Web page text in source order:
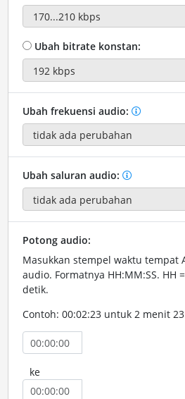
Ubah bitrate konstan:
Ubah frekuensi audio:
Ubah saluran audio:
Potong audio:
Masukkan stempel waktu tempat
audio. Formatnya HH:MM:SS. HH
detik.
Contoh: 00:02:23 untuk 2 menit
ke